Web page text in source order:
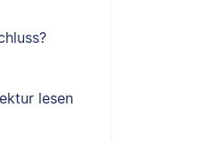
lesen